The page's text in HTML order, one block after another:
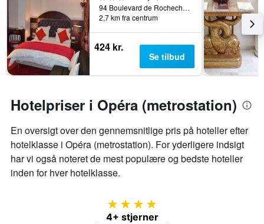
94 Boulevard de Rochechouart, Paris, Frankrig
2,7 km fra centrum
424 kr.
Se tilbud
Hotelpriser i Opéra (metrostation)
En oversigt over den gennemsnitlige pris på hoteller efter
hotelklasse i Opéra (metrostation). For yderligere indsigt
har vi også noteret de mest populære og bedste hoteller
inden for hver hotelklasse.
4 stjerner
4+ stjerner